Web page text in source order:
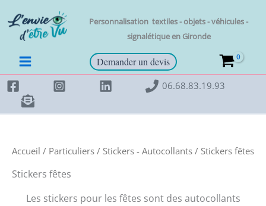
au
contenu
Personnalisation textiles - objets - véhicules -
signalétique en Gironde
Demander un devis
06.68.83.19.93
Accueil / Particuliers / Stickers - Autocollants / Stickers fêtes
Stickers fêtes
Les stickers pour les fêtes sont des autocollants